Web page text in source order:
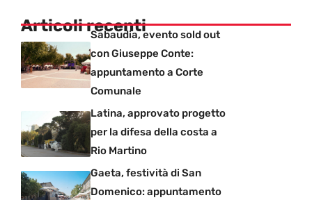
Articoli recentiSabaudia, evento sold out
con Giuseppe Conte:
appuntamento a Corte
Comunale
Latina, approvato progetto
per la difesa della costa a
Rio Martino
Gaeta, festività di San
Domenico: appuntamento